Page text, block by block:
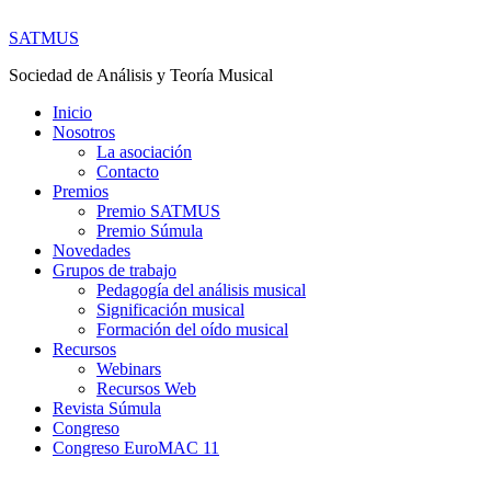
SATMUS
Sociedad de Análisis y Teoría Musical
Inicio
Nosotros
La asociación
Contacto
Premios
Premio SATMUS
Premio Súmula
Novedades
Grupos de trabajo
Pedagogía del análisis musical
Significación musical
Formación del oído musical
Recursos
Webinars
Recursos Web
Revista Súmula
Congreso
Congreso EuroMAC 11